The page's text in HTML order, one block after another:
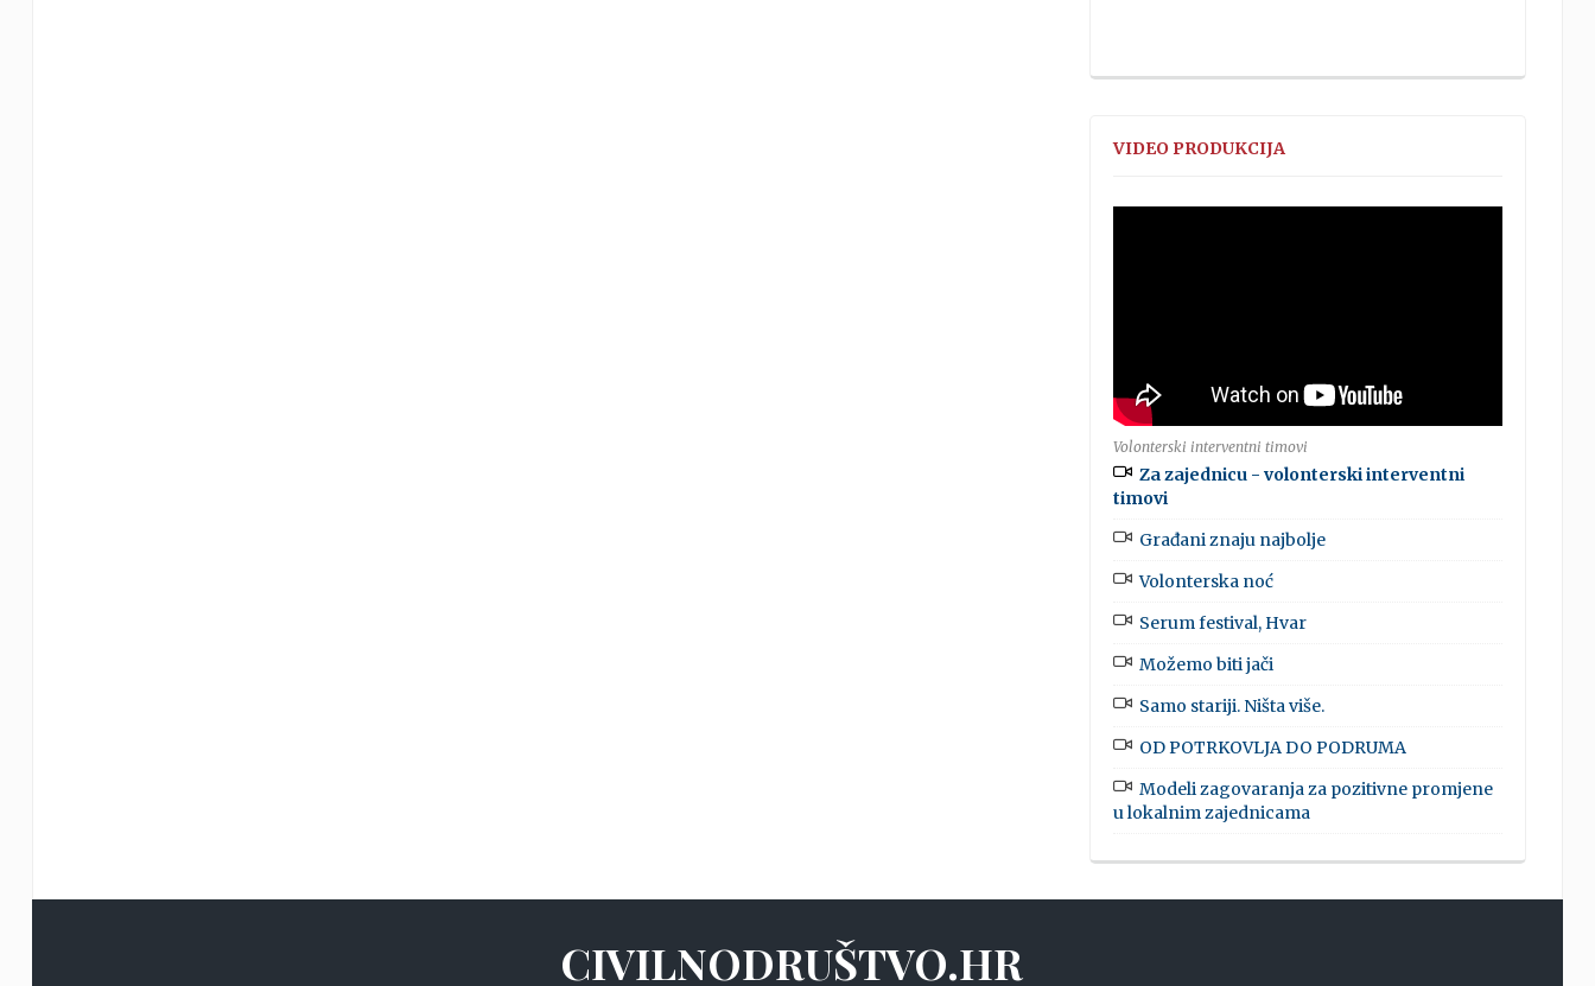
VIDEO PRODUKCIJA
Volonterski interventni timovi
Za zajednicu - volonterski interventni
timovi
Građani znaju najbolje
Volonterska noć
Serum festival, Hvar
Možemo biti jači
Samo stariji. Ništa više.
OD POTRKOVLJA DO PODRUMA
Modeli zagovaranja za pozitivne promjene
u lokalnim zajednicama
CIVILNODRUŠTVO.HR